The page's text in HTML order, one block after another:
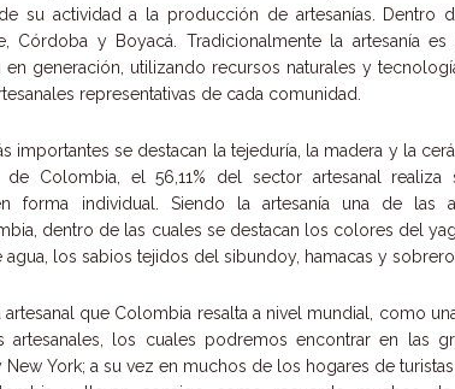
que
tejen
idiosincrasia
de
País.
su actividad a la producción de artesanías. Dentro
Córdoba y Boyacá. Tradicionalmente la artesanía
en generación, utilizando recursos naturales y
representativas de cada comunidad.
importantes se destacan la tejeduría, la madera y la
de Colombia, el 56,11% del sector artesanal realiza
forma individual. Siendo la artesanía una de las
dentro de las cuales se destacan los colores del
los sabios tejidos del sibundoy, hamacas y
artesanal que Colombia resalta a nivel mundial, como
artesanales, los cuales podremos encontrar en las
York; a su vez en muchos de los hogares de